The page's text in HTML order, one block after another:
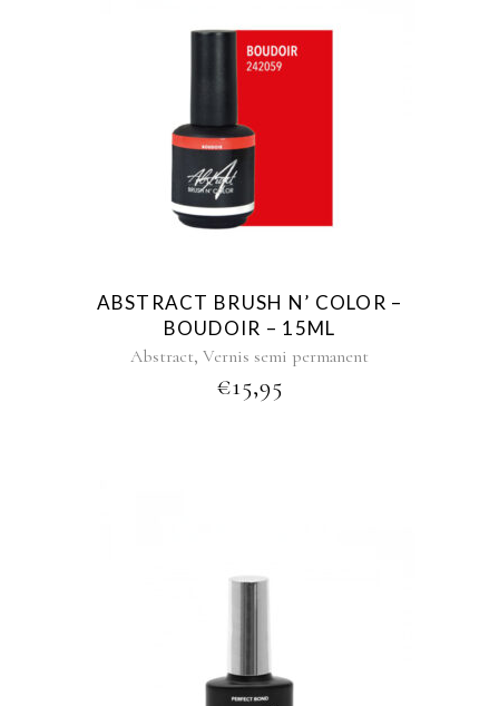
ABSTRACT BRUSH N’ COLOR –
BOUDOIR – 15ML
Abstract, Vernis semi permanent
€15,95